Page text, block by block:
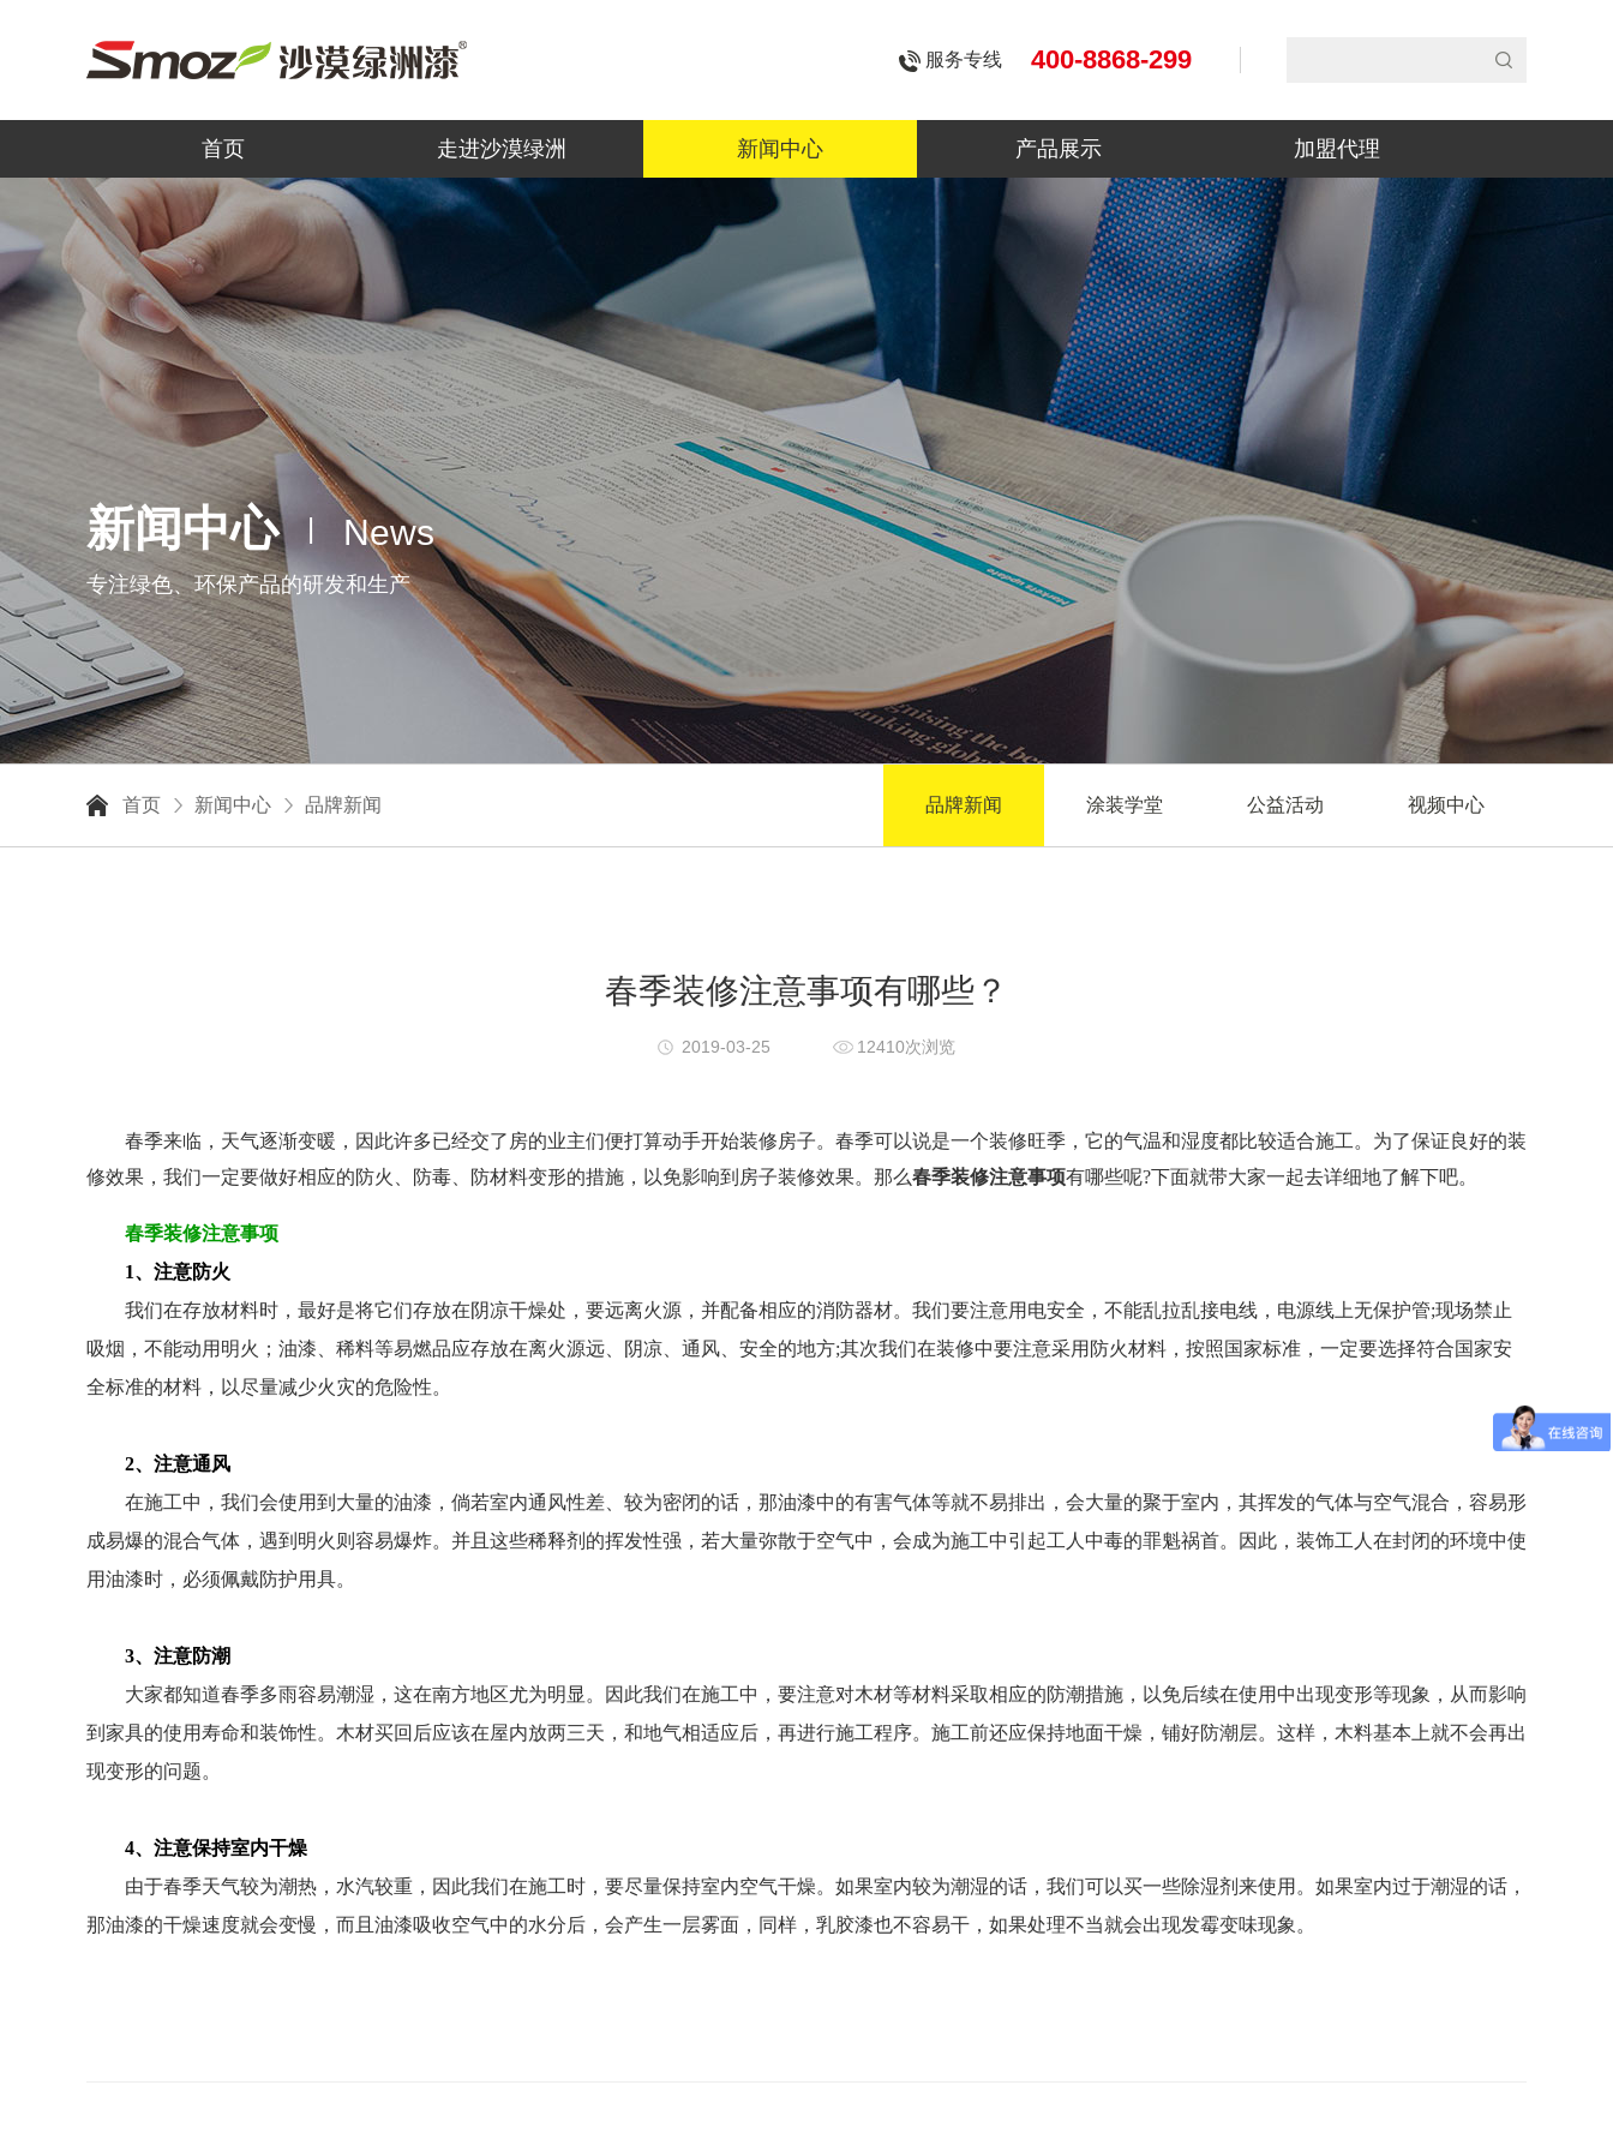
服务专线 400-8868-299
首页 走进沙漠绿洲 新闻中心 产品展示 加盟代理
新闻中心 News
专注绿色、环保产品的研发和生产
首页 新闻中心 品牌新闻 品牌新闻 涂装学堂 公益活动 视频中心
春季装修注意事项有哪些？
2019-03-25 12410次浏览
春季来临，天气逐渐变暖，因此许多已经交了房的业主们便打算动手开始装修房子。春季可以说是一个装修旺季，它的气温和湿度都比较适合施工。为了保证良好的装
修效果，我们一定要做好相应的防火、防毒、防材料变形的措施，以免影响到房子装修效果。那么春季装修注意事项有哪些呢?下面就带大家一起去详细地了解下吧。
春季装修注意事项
1、注意防火
我们在存放材料时，最好是将它们存放在阴凉干燥处，要远离火源，并配备相应的消防器材。我们要注意用电安全，不能乱拉乱接电线，电源线上无保护管;现场禁止
吸烟，不能动用明火；油漆、稀料等易燃品应存放在离火源远、阴凉、通风、安全的地方;其次我们在装修中要注意采用防火材料，按照国家标准，一定要选择符合国家安
全标准的材料，以尽量减少火灾的危险性。
2、注意通风
在施工中，我们会使用到大量的油漆，倘若室内通风性差、较为密闭的话，那油漆中的有害气体等就不易排出，会大量的聚于室内，其挥发的气体与空气混合，容易形
成易爆的混合气体，遇到明火则容易爆炸。并且这些稀释剂的挥发性强，若大量弥散于空气中，会成为施工中引起工人中毒的罪魁祸首。因此，装饰工人在封闭的环境中使
用油漆时，必须佩戴防护用具。
3、注意防潮
大家都知道春季多雨容易潮湿，这在南方地区尤为明显。因此我们在施工中，要注意对木材等材料采取相应的防潮措施，以免后续在使用中出现变形等现象，从而影响
到家具的使用寿命和装饰性。木材买回后应该在屋内放两三天，和地气相适应后，再进行施工程序。施工前还应保持地面干燥，铺好防潮层。这样，木料基本上就不会再出
现变形的问题。
4、注意保持室内干燥
由于春季天气较为潮热，水汽较重，因此我们在施工时，要尽量保持室内空气干燥。如果室内较为潮湿的话，我们可以买一些除湿剂来使用。如果室内过于潮湿的话，
那油漆的干燥速度就会变慢，而且油漆吸收空气中的水分后，会产生一层雾面，同样，乳胶漆也不容易干，如果处理不当就会出现发霉变味现象。